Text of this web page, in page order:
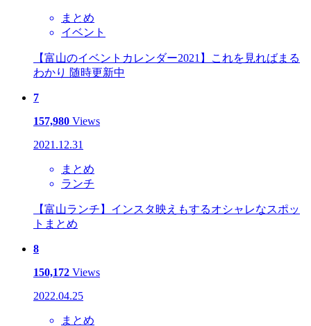
まとめ
イベント
【富山のイベントカレンダー2021】これを見ればまる
わかり 随時更新中
7
157,980 Views
2021.12.31
まとめ
ランチ
【富山ランチ】インスタ映えもするオシャレなスポッ
トまとめ
8
150,172 Views
2022.04.25
まとめ